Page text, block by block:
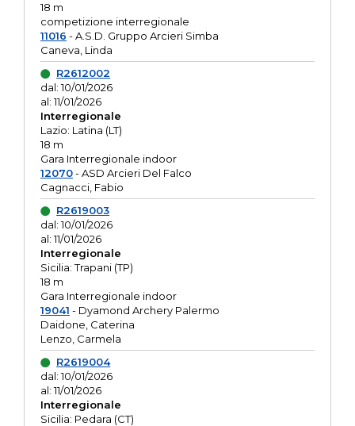
18 m
competizione interregionale
11016 - A.S.D. Gruppo Arcieri Simba
Caneva, Linda
R2612002
dal: 10/01/2026
al: 11/01/2026
Interregionale
Lazio: Latina (LT)
18 m
Gara Interregionale indoor
12070- ASD Arcieri Del Falco
Cagnacci, Fabio
R2619003
dal: 10/01/2026
al: 11/01/2026
Interregionale
Sicilia: Trapani (TP)
18 m
Gara Interregionale indoor
19041 - Dyamond Archery Palermo
Daidone, Caterina
Lenzo, Carmela
R2619004
dal: 10/01/2026
al: 11/01/2026
Interregionale
Sicilia: Pedara (CT)